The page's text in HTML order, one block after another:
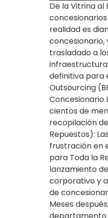
De la Vitrina
realidad es
concesionario,
trasladado a
definitiva para
Outsourcing
Concesionario
cientos de
recopilación
Repuestos):
frustración en
para Toda la
lanzamiento
corporativo y
de
Meses